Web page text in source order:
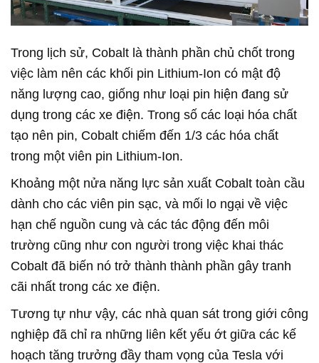
Trong lịch sử, Cobalt là thành phần chủ chốt trong
việc làm nên các khối pin Lithium-Ion có mật độ
năng lượng cao, giống như loại pin hiện đang sử
dụng trong các xe điện. Trong số các loại hóa chất
tạo nên pin, Cobalt chiếm đến 1/3 các hóa chất
trong một viên pin Lithium-Ion.
Khoảng một nửa năng lực sản xuất Cobalt toàn cầu
dành cho các viên pin sạc, và mối lo ngại về việc
hạn chế nguồn cung và các tác động đến môi
trường cũng như con người trong việc khai thác
Cobalt đã biến nó trở thành thành phần gây tranh
cãi nhất trong các xe điện.
Tương tự như vậy, các nhà quan sát trong giới công
nghiệp đã chỉ ra những liên kết yếu ớt giữa các kế
hoạch tăng trưởng đầy tham vọng của Tesla với